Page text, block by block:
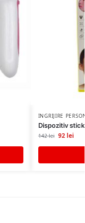
INGRIJIRE
Dispozitiv
142lei 92 lei